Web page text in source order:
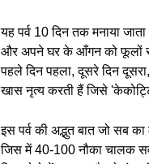
यह पर्व 10 दिन तक मनाया
और अपने घर के आँगन को फूलों से
पहले दिन पहला, दूसरे दिन
खास नृत्य करती हैं जिसे
इस पर्व की अद्भुत बात जो सब
जिस में 40-100 नौका चालक